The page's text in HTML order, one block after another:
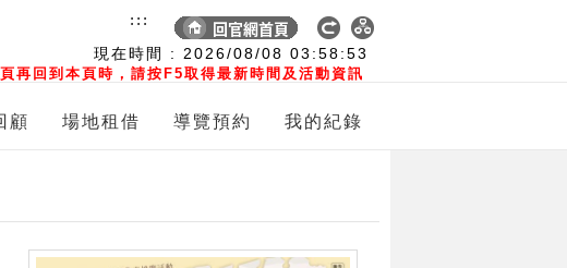
現在時間 : 2026/08/08 03:58:55
再回到本頁時，請按F5取得最新時間及活動資訊
:::
顧 場地租借 導覽預約 我的紀錄